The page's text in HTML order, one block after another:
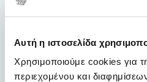
Αυτή η ιστοσελίδα
Χρησιμοποιούμε cookies για
περιεχομένου και